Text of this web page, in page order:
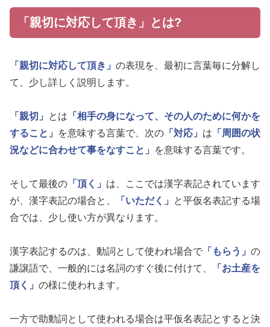
「親切に対応して頂き」とは?
「親切に対応して頂き」 の表現を、最初に言葉毎に分解し
て、少し詳しく説明します。
「親切」 とは 「相手の身になって、その人のために何かを
すること」
を意味する言葉で、次の 「対応」 は 「周囲の状
況などに合わせて事をなすこと」
を意味する言葉です。
そして最後の 「頂く」 は、ここでは漢字表記されています
が、漢字表記の場合と、
「いただく」
と平仮名表記する場
合では、少し使い方が異なります。
漢字表記するのは、動詞として使われ場合で 「もらう」 の
謙譲語で、一般的には名詞のすぐ後に付けて、
「お土産を
頂く」 の様に使われます。
一方で助動詞として使われる場合は平仮名表記とすると決